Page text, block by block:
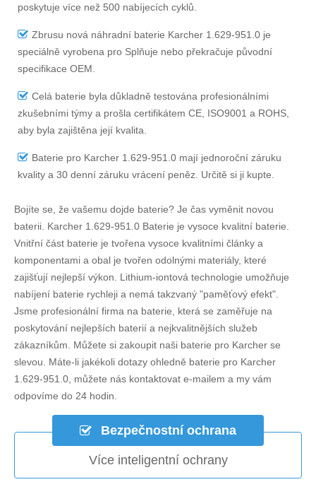
poskytuje více než 500 nabíjecích cyklů.
Zbrusu nová náhradní baterie Karcher 1.629-951.0 je
speciálně vyrobena pro Splňuje nebo překračuje původní
specifikace OEM.
Celá baterie byla důkladně testována profesionálními
zkušebními týmy a prošla certifikátem CE, ISO9001 a ROHS,
aby byla zajištěna její kvalita.
Baterie pro Karcher 1.629-951.0 mají jednoroční záruku
kvality a 30 denní záruku vrácení peněz. Určitě si ji kupte.
Bojíte se, že vašemu dojde baterie? Je čas vyměnit novou
baterii. Karcher 1.629-951.0 Baterie je vysoce kvalitní baterie.
Vnitřní část baterie je tvořena vysoce kvalitními články a
komponentami a obal je tvořen odolnými materiály, které
zajišťují nejlepší výkon. Lithium-iontová technologie umožňuje
nabíjení baterie rychleji a nemá takzvaný "paměťový efekt".
Jsme profesionální firma na baterie, která se zaměřuje na
poskytování nejlepších baterií a nejkvalitnějších služeb
zákazníkům. Můžete si zakoupit naši baterie pro Karcher se
slevou. Máte-li jakékoli dotazy ohledně baterie pro Karcher
1.629-951.0 , můžete nás kontaktovat e-mailem a my vám
odpovíme do 24 hodin.
Bezpečnostní ochrana
Více inteligentní ochrany